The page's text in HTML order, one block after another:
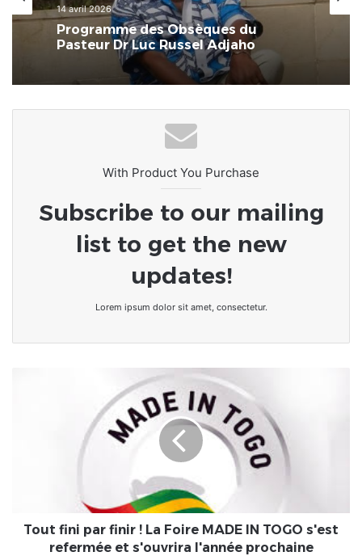
14 avril 2026
Programme des Obsèques du
Pasteur Dr Luc Russel Adjaho
With Product You Purchase
Subscribe to our mailing
list to get the new
updates!
Lorem ipsum dolor sit amet, consectetur.
TOGO
Tout fini par finir ! La Foire MADE IN TOGO s'est
refermée et s'ouvrira l'année prochaine